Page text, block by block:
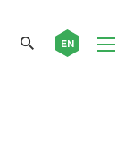
EN